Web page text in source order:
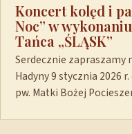
Koncert kolęd i
Noc” w
Tańca „ŚLĄSK”
Serdecznie zapraszamy
Hadyny 9 stycznia 2026
pw. Matki Bożej